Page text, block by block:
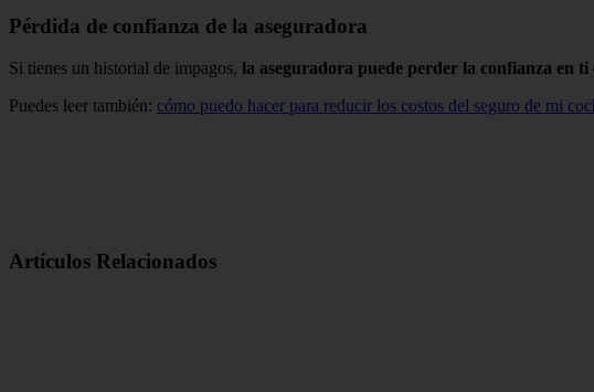
Pérdida de confianza de la aseguradora
Si tienes un historial de impagos, la aseguradora puede perder la confianza en ti
Puedes leer también: cómo puedo hacer para reducir los costos del seguro de mi
Artículos Relacionados